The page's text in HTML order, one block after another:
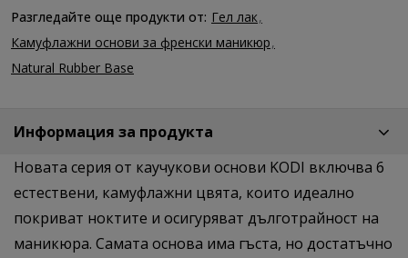
Разгледайте още продукти от: Гел лак
Камуфлажни основи за френски маникюр
Natural Rubber Base
Информация за продукта
Новата серия от каучукови основи KODI включва 6
естествени, камуфлажни цвята, които идеално
покриват ноктите и осигуряват дълготрайност на
маникюра. Самата основа има гъста, но достатъчно